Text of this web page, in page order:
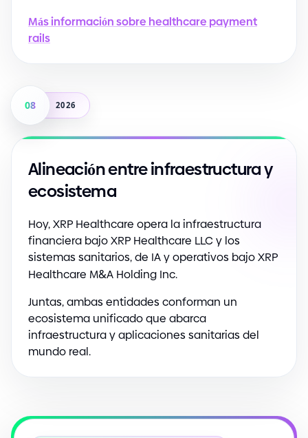
Más información sobre healthcare payment
rails
08 2026
Alineación entre infraestructura y
ecosistema
Hoy, XRP Healthcare opera la infraestructura
financiera bajo XRP Healthcare LLC y los
sistemas sanitarios, de IA y operativos bajo XRP
Healthcare M&A Holding Inc.
Juntas, ambas entidades conforman un
ecosistema unificado que abarca
infraestructura y aplicaciones sanitarias del
mundo real.